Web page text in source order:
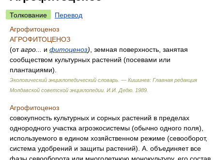
Толкование
Перевод
Агрофитоценоз
АГРОФИТОЦЕНОЗ
(отагро... и фитоценоз) , земная поверхность, занятая
сообществом культурных растений (посевами или
плантациями).
Экологический энциклопедический словарь. — Кишинев: Главная редакция
Молдавской советской энциклопедии И.И. Дедю 1989
Агрофитоценоз
совокупность культурных и сорных растений в пределах
однородного участка агроэкосистемы (обычно одного поля),
используемого в едином хозяйственном режиме (севооборот,
система удобрений и защиты растений). А. объединяет все